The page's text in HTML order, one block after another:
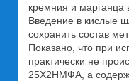
кремния и марганца
Введение в кислые
сохранить состав
Показано, что при
практически не
25Х2НМФА, а